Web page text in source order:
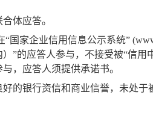
体应答。
“国家企业信用信息公示系统”
”的应答人参与，不接受被“信用
，应答人须提供承诺书。
好的银行资信和商业信誉，未处